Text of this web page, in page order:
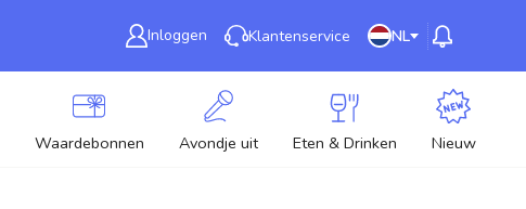
Inloggen Klantenservice NL
Waardebonnen Avondje uit Eten & Drinken Nieuw